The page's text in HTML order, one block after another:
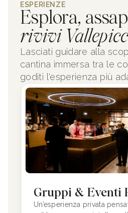
ESPERIENZE
Esplora,
rivivi
Lasciati guidare alla
cantina immersa tra le
goditi l'esperienza più
Gruppi & Eventi
Un’esperienza privata